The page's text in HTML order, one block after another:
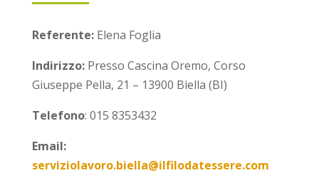
Referente:Elena Foglia
Indirizzo:Presso Cascina Oremo, Corso
Giuseppe Pella, 21 – 13900 Biella (BI)
Telefono: 015 8353432
Email:
serviziolavoro.biella@ilfilodatessere.com